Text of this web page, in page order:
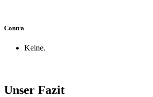
Contra
Keine.
Unser Fazit